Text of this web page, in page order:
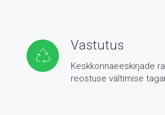
Vastutus
Keskkonnaeeskirjade
reostuse vältimise